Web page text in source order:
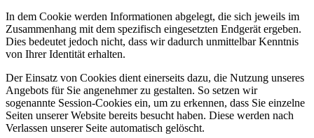
In dem Cookie werden Informationen abgelegt, die sich jeweils im
Zusammenhang mit dem spezifisch eingesetzten Endgerät ergeben.
Dies bedeutet jedoch nicht, dass wir dadurch unmittelbar Kenntnis
von Ihrer Identität erhalten.
Der Einsatz von Cookies dient einerseits dazu, die Nutzung unseres
Angebots für Sie angenehmer zu gestalten. So setzen wir
sogenannte Session-Cookies ein, um zu erkennen, dass Sie einzelne
Seiten unserer Website bereits besucht haben. Diese werden nach
Verlassen unserer Seite automatisch gelöscht.